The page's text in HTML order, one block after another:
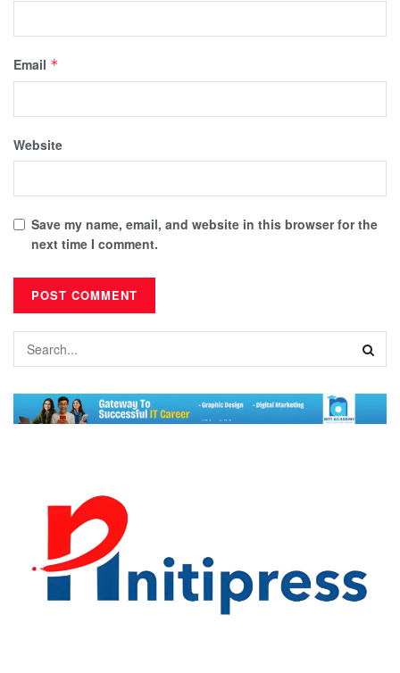
Email *
Website
Save my name, email, and website in this browser for the
next time I comment.